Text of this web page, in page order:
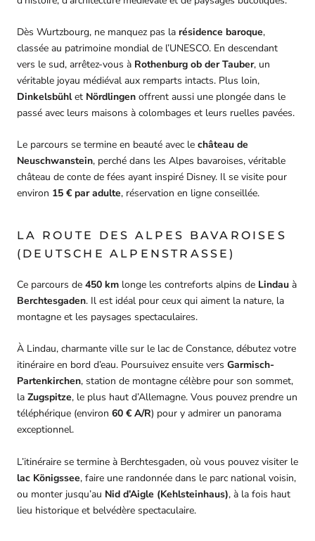
Dès Wurtzbourg, ne manquez pas la résidence baroque,
classée au patrimoine mondial de l’UNESCO. En descendant
vers le sud, arrêtez-vous à Rothenburg ob der Tauber, un
véritable joyau médiéval aux remparts intacts. Plus loin,
Dinkelsbühlet Nördlingen offrent aussi une plongée dans le
passé avec leurs maisons à colombages et leurs ruelles pavées.
Le parcours se termine en beauté avec le château de
Neuschwanstein, perché dans les Alpes bavaroises, véritable
château de conte de fées ayant inspiré Disney. Il se visite pour
environ 15 € par adulte, réservation en ligne conseillée.
LA ROUTE DES ALPES BAVAROISES
(DEUTSCHE ALPENSTRASSE)
Ce parcours de 450 km longe les contreforts alpins de Lindau à
Berchtesgaden. Il est idéal pour ceux qui aiment la nature, la
montagne et les paysages spectaculaires.
À Lindau, charmante ville sur le lac de Constance, débutez votre
itinéraire en bord d’eau. Poursuivez ensuite vers Garmisch-
Partenkirchen, station de montagne célèbre pour son sommet,
la Zugspitze, le plus haut d’Allemagne. Vous pouvez prendre un
téléphérique (environ 60 € A/R) pour y admirer un panorama
exceptionnel.
L’itinéraire se termine à Berchtesgaden, où vous pouvez visiter le
lac Königssee, faire une randonnée dans le parc national voisin,
ou monter jusqu’au Nid d’Aigle (Kehlsteinhaus), à la fois haut
lieu historique et belvédère spectaculaire.